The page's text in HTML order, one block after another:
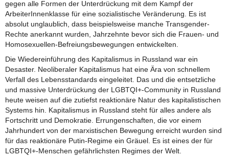
gegen alle Formen der Unterdrückung mit dem Kampf der
ArbeiterInnenklasse für eine sozialistische Veränderung. Es ist
absolut unglaublich, dass beispielsweise manche Transgender-
Rechte anerkannt wurden, Jahrzehnte bevor sich die Frauen- und
Homosexuellen-Befreiungsbewegungen entwickelten.
Die Wiedereinführung des Kapitalismus in Russland war ein
Desaster. Neoliberaler Kapitalismus hat eine Ära von schnellem
Verfall des Lebensstandards eingeleitet. Das und die entsetzliche
und massive Unterdrückung der LGBTQI+-Community in Russland
heute weisen auf die zutiefst reaktionäre Natur des kapitalistischen
Systems hin. Kapitalismus in Russland steht für alles andere als
Fortschritt und Demokratie. Errungenschaften, die vor einem
Jahrhundert von der marxistischen Bewegung erreicht wurden sind
für das reaktionäre Putin-Regime ein Gräuel. Es ist eines der für
LGBTQI+-Menschen gefährlichsten Regimes der Welt.